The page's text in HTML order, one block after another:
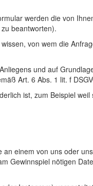
werden die von
beantworten).
von wem die
und auf
Art. 6 Abs. 1 lit. f
ist, zum Beispiel
einem von uns oder
Gewinnspiel nötigen